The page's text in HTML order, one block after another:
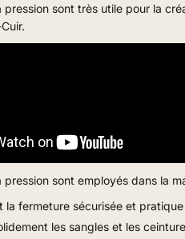
pression sont très utile pour la
pression sont employés dans la
la fermeture sécurisée et
les sangles et les